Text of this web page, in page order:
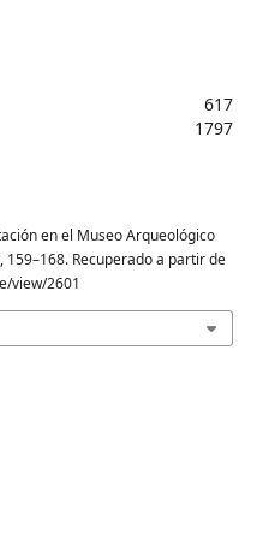
617
1797
en el Museo Arqueológico
, 159–168. Recuperado a partir de
view/2601